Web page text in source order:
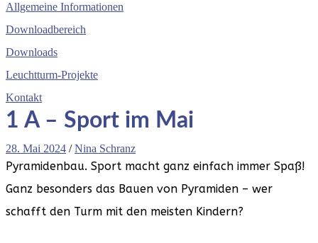
Allgemeine Informationen
Downloadbereich
Downloads
Leuchtturm-Projekte
Kontakt
1 A – Sport im Mai
28. Mai 2024 /Nina Schranz
Pyramidenbau. Sport macht ganz einfach immer Spaß!
Ganz besonders das Bauen von Pyramiden – wer
schafft den Turm mit den meisten Kindern?